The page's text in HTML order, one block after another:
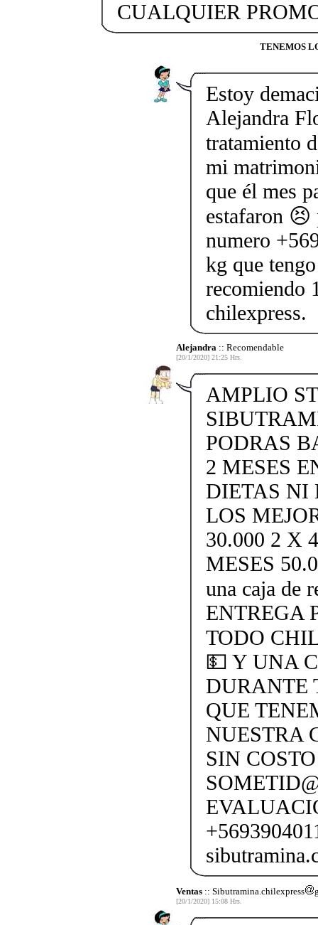
CUALQUIER
TENEMOS
Estoy
Alejandra
tratamiento
mi
que él mes
estafaron 😣
numero
kg que
recomiendo
chilexpress.
Alejandra :: Recomendable
[20/1/2020] 21:25 Hrs.
AMPLIO
PODRAS
2 MESES
DIETAS NI
LOS
30.000 2 X
MESES
una caja de
ENTREGA
TODO
💵 Y UNA
DURANTE
QUE
NUESTRA
SIN
Ventas:: Sibutramina.chilexpress
[20/1/2020] 15:08 Hrs.